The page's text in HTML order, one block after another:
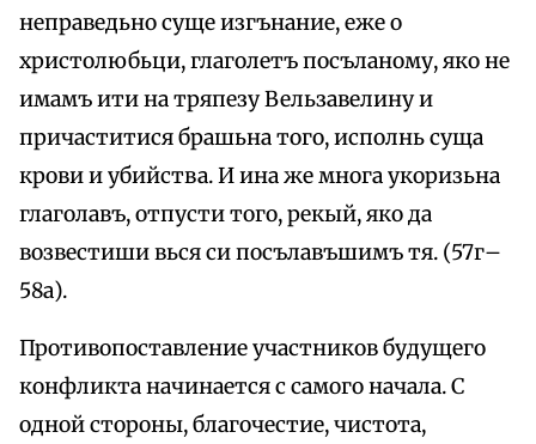
неправедьно суще изгънание, еже о
христолюбьци, глаголетъ посъланому, яко не
имамъ ити на тряпезу Вельзавелину и
причаститися брашьна того, исполнь суща
крови и убийства. И ина же многа укоризьна
глаголавъ, отпусти того, рекый, яко да
возвестиши вься си посълавъшимъ тя. (57г–
58а).
Противопоставление участников будущего
конфликта начинается с самого начала. С
одной стороны, благочестие, чистота,